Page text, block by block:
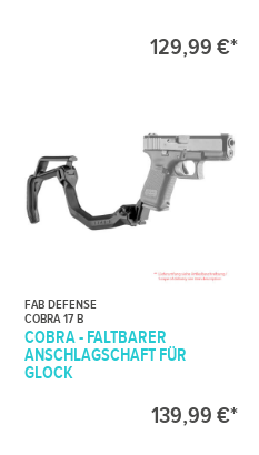
129,99 €*
FAB DEFENSE
COBRA 17 B
COBRA - FALTBARER
ANSCHLAGSCHAFT FÜR
GLOCK
139,99 €*